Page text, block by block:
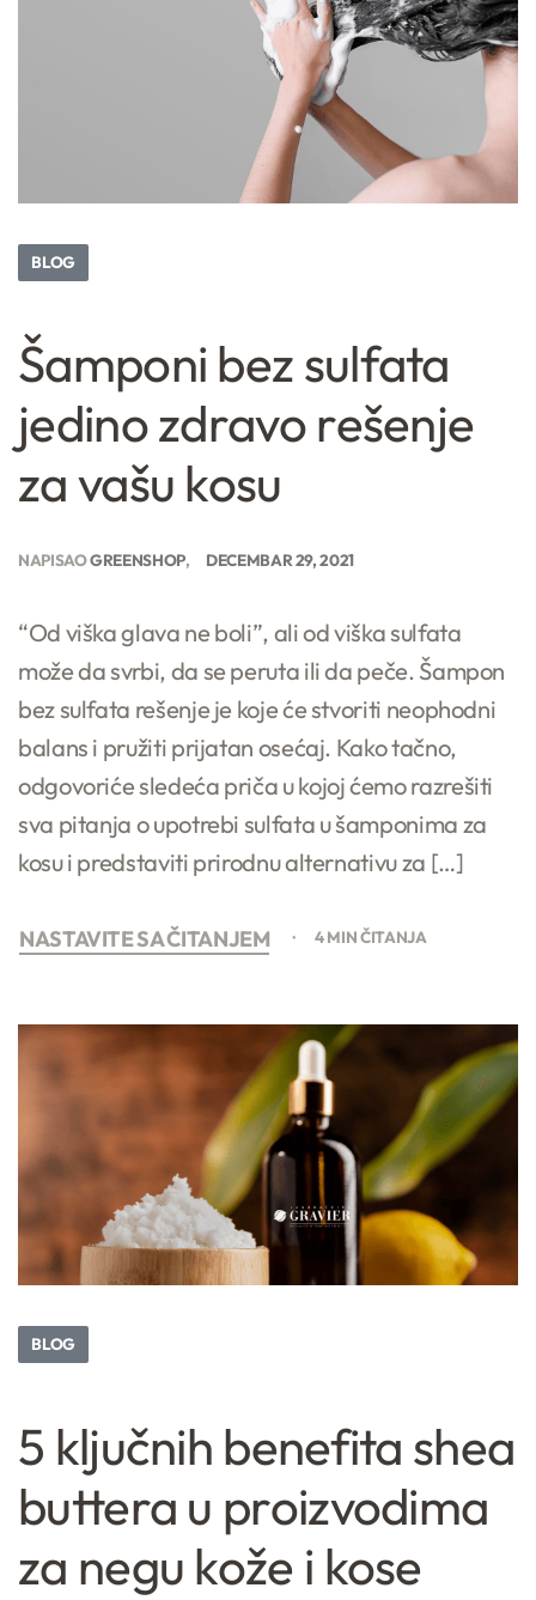
BLOG
Šamponi bez sulfata
jedino zdravo rešenje
za vašu kosu
NAPISAOGREENSHOP DECEMBAR 29, 2021
“Od viška glava ne boli”, ali od viška sulfata
može da svrbi, da se peruta ili da peče. Šampon
bez sulfata rešenje je koje će stvoriti neophodni
balans i pružiti prijatan osećaj. Kako tačno,
odgovoriće sledeća priča u kojoj ćemo razrešiti
sva pitanja o upotrebi sulfata u šamponima za
kosu i predstaviti prirodnu alternativu za […]
NASTAVITE SA ČITANJEM 4 MIN ČITANJA
BLOG
5 ključnih benefita shea
buttera u proizvodima
za negu kože i kose